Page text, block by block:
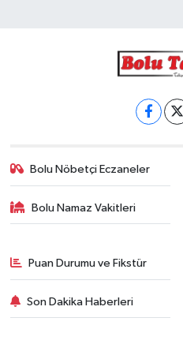
Bolu Nöbetçi Eczaneler
Bolu Namaz Vakitleri
Puan Durumu ve Fikstür
Son Dakika Haberleri